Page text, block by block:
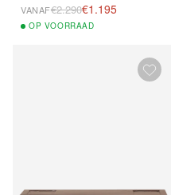
VANAF€2.290€1.195
OP VOORRAAD